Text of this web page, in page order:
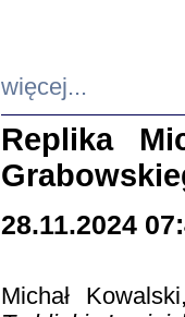
więcej...
Replika
28.11.2024
Michał